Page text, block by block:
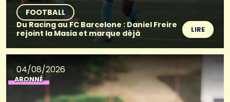
FOOTBALL
Du Racing au FC Barcelone : Daniel Freire
rejoint la Masia et marque déjà
LIRE
04/08/2026
ABONNÉ